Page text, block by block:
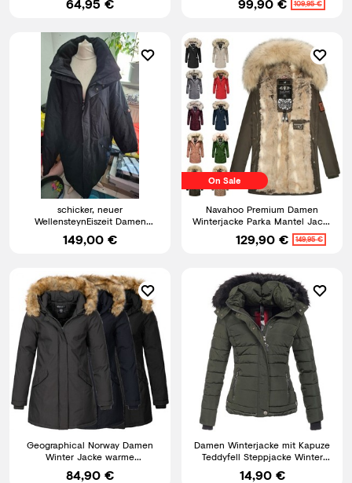
109,95 €
schicker, neuer
WellensteynEiszeit Damen
Winterjacke Gr. XXL Parka
Mantel
149,00 €
On Sale
Navahoo Premium Damen
Winterjacke Parka Mantel Jacke
Kunstfell Gefüttert Cristal
129,90 € 149,95 €
Geographical Norway Damen
Winter Jacke warme
Winterjacke Mantel Parka D-451
NEU
84,90 €
Damen Winterjacke mit Kapuze
Teddyfell Steppjacke Winter
Olive XL T444 R6-C
14,90 €